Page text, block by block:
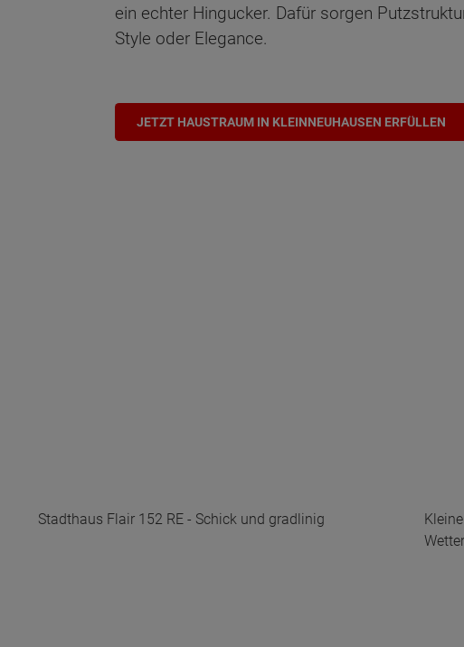
ein echter Hingucker. Dafür sorgen
Style oder Elegance.
JETZT HAUSTRAUM IN KLEINNEUHAUSEN ERFÜLLEN
Stadthaus Flair 152 RE - Schick und gradlinig